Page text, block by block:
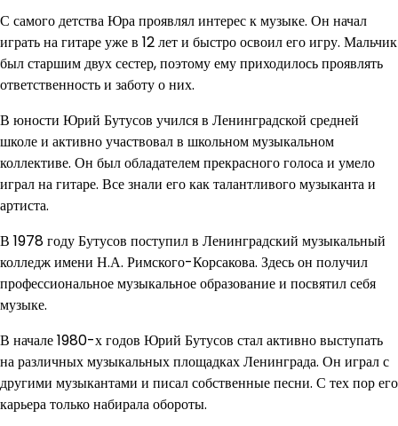
С самого детства Юра проявлял интерес к музыке. Он начал
играть на гитаре уже в 12 лет и быстро освоил его игру. Мальчик
был старшим двух сестер, поэтому ему приходилось проявлять
ответственность и заботу о них.
В юности Юрий Бутусов учился в Ленинградской средней
школе и активно участвовал в школьном музыкальном
коллективе. Он был обладателем прекрасного голоса и умело
играл на гитаре. Все знали его как талантливого музыканта и
артиста.
В 1978 году Бутусов поступил в Ленинградский музыкальный
колледж имени Н.А. Римского-Корсакова. Здесь он получил
профессиональное музыкальное образование и посвятил себя
музыке.
В начале 1980-х годов Юрий Бутусов стал активно выступать
на различных музыкальных площадках Ленинграда. Он играл с
другими музыкантами и писал собственные песни. С тех пор его
карьера только набирала обороты.